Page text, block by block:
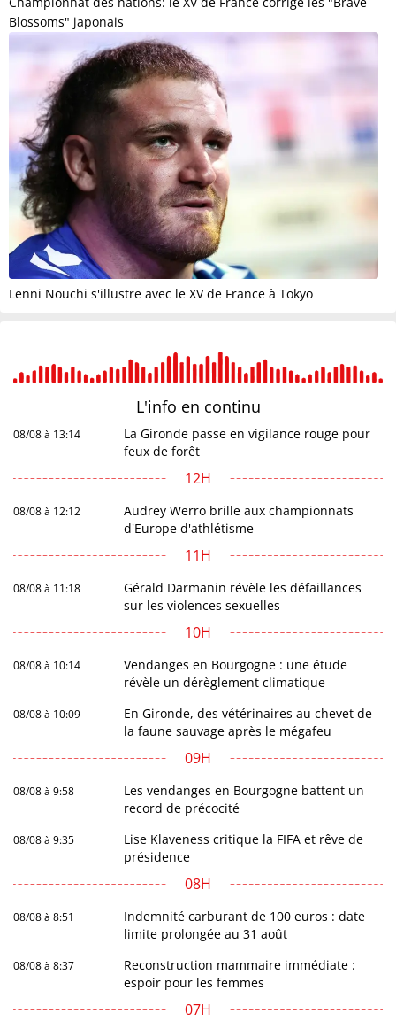
Blossoms" japonais
Lenni Nouchi s'illustre avec le XV de France à Tokyo
L'info en continu
08/08 à 13:14
La Gironde passe en vigilance rouge pour
feux de forêt
12H
08/08 à 12:12
Audrey Werro brille aux championnats
d'Europe d'athlétisme
11H
08/08 à 11:18
Gérald Darmanin révèle les défaillances
sur les violences sexuelles
10H
08/08 à 10:14
Vendanges en Bourgogne : une étude
révèle un dérèglement climatique
08/08 à 10:09
En Gironde, des vétérinaires au chevet de
la faune sauvage après le mégafeu
09H
08/08 à 9:58
Les vendanges en Bourgogne battent un
record de précocité
08/08 à 9:35
Lise Klaveness critique la FIFA et rêve de
présidence
08H
08/08 à 8:51
Indemnité carburant de 100 euros : date
limite prolongée au 31 août
08/08 à 8:37
Reconstruction mammaire immédiate :
espoir pour les femmes
07H